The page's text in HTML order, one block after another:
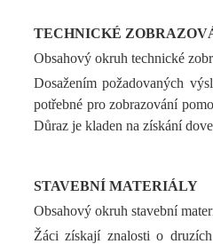
TECHNICKÉ
Obsahový okruh technické
Dosažením požadovaných
potřebné pro zobrazování
Důraz je kladen na získání
STAVEBNÍ MATERIÁLY
Obsahový okruh stavební
Žáci získají znalosti o